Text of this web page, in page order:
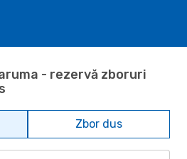
- rezervă zboruri
Zbor dus